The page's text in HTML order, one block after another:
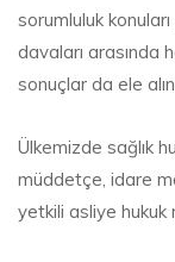
sorumluluk
davaları arasında
sonuçlar da ele
Ülkemizde sağlık
müddetçe, idare
yetkili asliye